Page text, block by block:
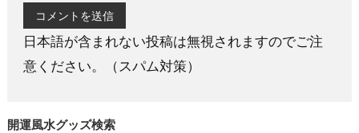
日本語が含まれない投稿は無視されますのでご注
意ください。（スパム対策）
開運風水グッズ検索